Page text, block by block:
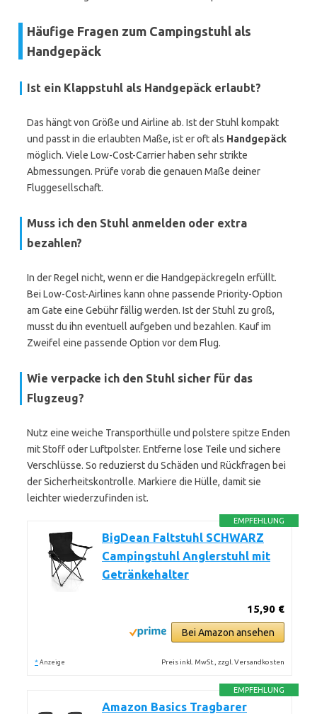
Häufige Fragen zum Campingstuhl als
Handgepäck
Ist ein Klappstuhl als Handgepäck erlaubt?
Das hängt von Größe und Airline ab. Ist der Stuhl kompakt
und passt in die erlaubten Maße, ist er oft als Handgepäck
möglich. Viele Low-Cost-Carrier haben sehr strikte
Abmessungen. Prüfe vorab die genauen Maße deiner
Fluggesellschaft.
Muss ich den Stuhl anmelden oder extra
bezahlen?
In der Regel nicht, wenn er die Handgepäckregeln erfüllt.
Bei Low-Cost-Airlines kann ohne passende Priority-Option
am Gate eine Gebühr fällig werden. Ist der Stuhl zu groß,
musst du ihn eventuell aufgeben und bezahlen. Kauf im
Zweifel eine passende Option vor dem Flug.
Wie verpacke ich den Stuhl sicher für das
Flugzeug?
Nutz eine weiche Transporthülle und polstere spitze Enden
mit Stoff oder Luftpolster. Entferne lose Teile und sichere
Verschlüsse. So reduzierst du Schäden und Rückfragen bei
der Sicherheitskontrolle. Markiere die Hülle, damit sie
leichter wiederzufinden ist.
EMPFEHLUNG
BigDean Faltstuhl SCHWARZ
Campingstuhl Anglerstuhl mit
Getränkehalter
15,90 €
Bei Amazon ansehen
* Anzeige Preis inkl. MwSt., zzgl. Versandkosten
EMPFEHLUNG
Amazon Basics Tragbarer